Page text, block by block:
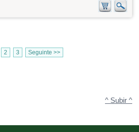
2 3 Seguinte >>
^ Subir ^